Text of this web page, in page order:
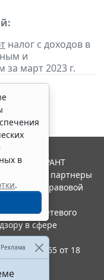
налог с доходов в
и
март 2023 г.
в
.
Реклама
ГАРАНТ
и ее партнеры
правовой
сетевого
в сфере
массовых
ФС77-58365 от 18